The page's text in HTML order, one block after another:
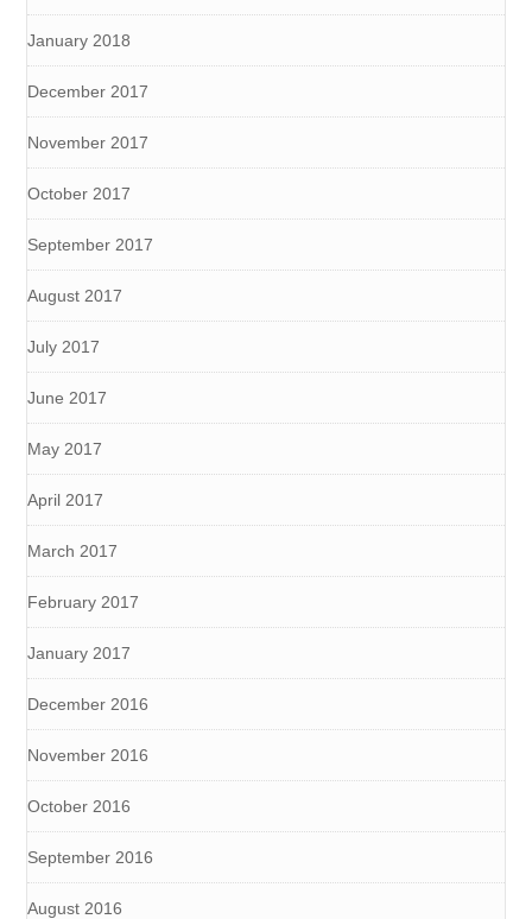
January 2018
December 2017
November 2017
October 2017
September 2017
August 2017
July 2017
June 2017
May 2017
April 2017
March 2017
February 2017
January 2017
December 2016
November 2016
October 2016
September 2016
August 2016